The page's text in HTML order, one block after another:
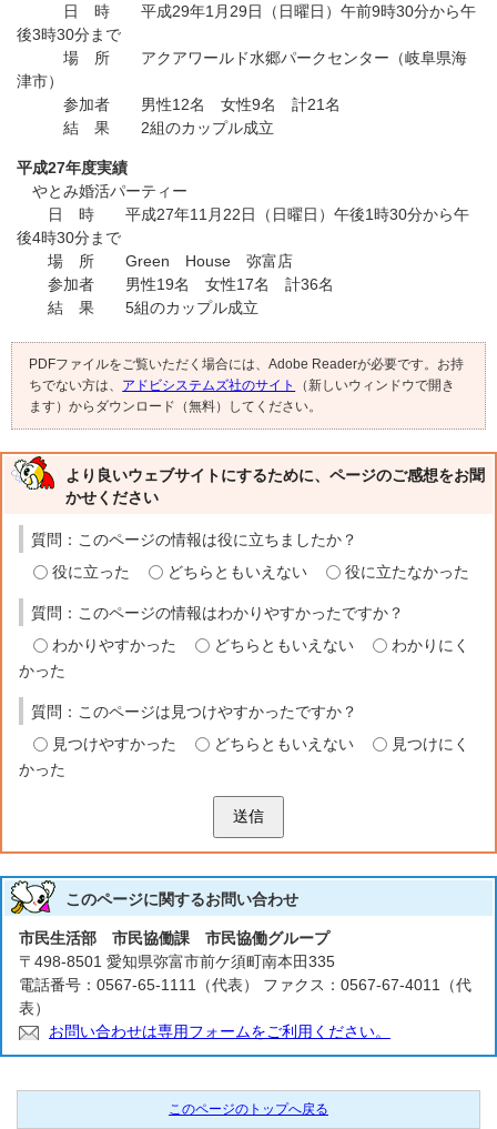
日 時 平成29年1月29日（日曜日）午前9時30分から午
後3時30分まで
場 所 アクアワールド水郷パークセンター（岐阜県海
津市）
参加者 男性12名 女性9名 計21名
結 果 2組のカップル成立
平成27年度実績
やとみ婚活パーティー
日 時 平成27年11月22日（日曜日）午後1時30分から午
後4時30分まで
場 所 Green House 弥富店
参加者 男性19名 女性17名 計36名
結 果 5組のカップル成立
PDFファイルをご覧いただく場合には、Adobe Readerが必要です。お持
ちでない方は、 アドビシステムズ社のサイト
（新しいウィンドウで開き
ます）からダウンロード（無料）してください。
より良いウェブサイトにするために、ページのご感想をお聞
かせください
質問：このページの情報は役に立ちましたか？
役に立った
どちらともいえない 役に立たなかった
質問：このページの情報はわかりやすかったですか？
わかりやすかった
どちらともいえない
わかりにく
かった
質問：このページは見つけやすかったですか？
見つけやすかった
どちらともいえない
見つけにく
かった
送信
このページに関するお問い合わせ
市民生活部 市民協働課 市民協働グループ
〒498-8501 愛知県弥富市前ケ須町南本田335
電話番号：0567-65-1111（代表） ファクス：0567-67-4011（代
表）
お問い合わせは専用フォームをご利用ください。
このページのトップへ戻る